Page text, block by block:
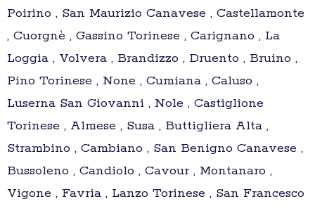
Poirino , San Maurizio Canavese , Castellamonte
, Cuorgnè , Gassino Torinese , Carignano , La
Loggia , Volvera , Brandizzo , Druento , Bruino ,
Pino Torinese , None , Cumiana , Caluso ,
Luserna San Giovanni , Nole , Castiglione
Torinese , Almese , Susa , Buttigliera Alta ,
Strambino , Cambiano , San Benigno Canavese ,
Bussoleno , Candiolo , Cavour , Montanaro ,
Vigone , Favria , Lanzo Torinese , San Francesco